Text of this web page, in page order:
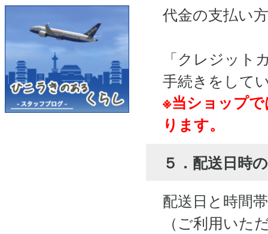
代金の支払い
「クレジット
手続きをして
※当ショップ
ります。
５．配送日時
配送日と時間
（ご利用いた